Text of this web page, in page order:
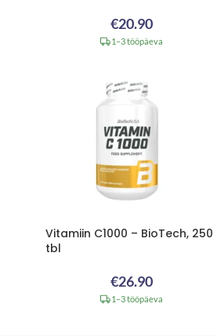
€20.90
1–3 tööpäeva
Vitamiin C1000 – BioTech, 250
tbl
€26.90
1–3 tööpäeva